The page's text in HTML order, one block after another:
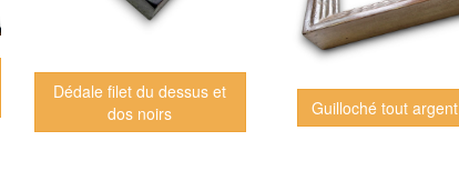
Dédale filet du dessus et
dos noirs
Guilloché tout argent